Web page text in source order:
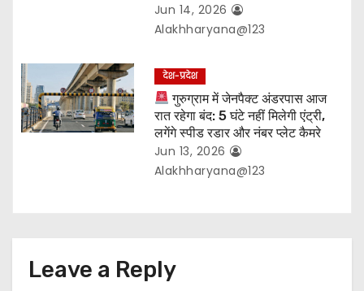
Jun 14, 2026
Alakhharyana@123
देश-प्रदेश
गुरुग्राम में जेनपैक्ट अंडरपास आज
रात रहेगा बंद: 5 घंटे नहीं मिलेगी एंट्री,
लगेंगे स्पीड रडार और नंबर प्लेट कैमरे
Jun 13, 2026
Alakhharyana@123
Leave a Reply